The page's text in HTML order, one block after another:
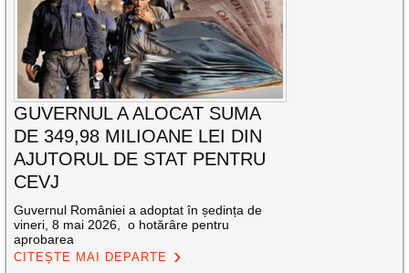
GUVERNUL A ALOCAT SUMA
DE 349,98 MILIOANE LEI DIN
AJUTORUL DE STAT PENTRU
CEVJ
Guvernul României a adoptat în ședința de
vineri, 8 mai 2026, o hotărâre pentru
aprobarea
CITEȘTE MAI DEPARTE